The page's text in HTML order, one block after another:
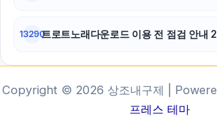
13290트로트노래다운로드 이용 전 점검 안
Copyright © 2026 상조내구제 |
프레스 테마